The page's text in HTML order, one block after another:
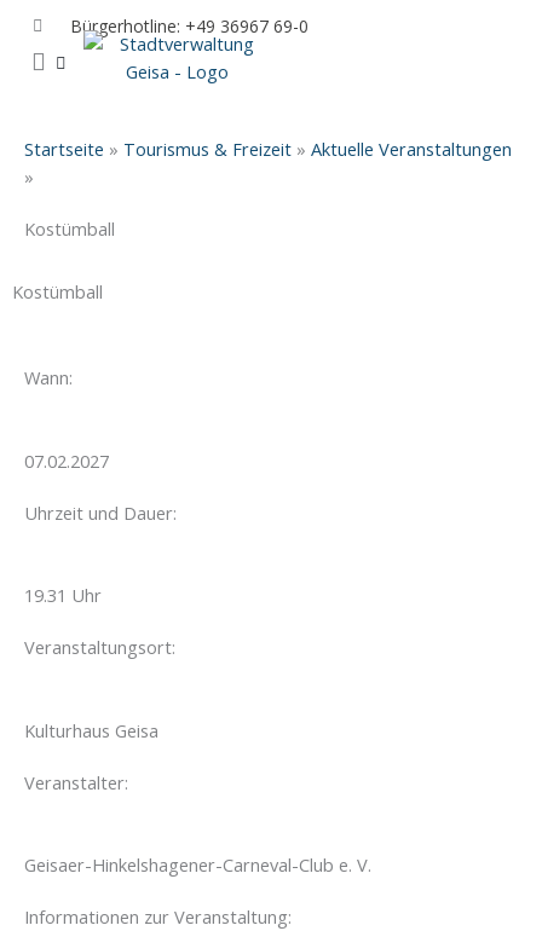
springen
Bürgerhotline: +49 36967 69-0
Startseite » Tourismus & Freizeit » Aktuelle Veranstaltungen
»
Kostümball
Kostümball
Wann:
07.02.2027
Uhrzeit und Dauer:
19.31 Uhr
Veranstaltungsort:
Kulturhaus Geisa
Veranstalter:
Geisaer-Hinkelshagener-Carneval-Club e. V.
Informationen zur Veranstaltung: